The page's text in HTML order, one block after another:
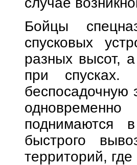
Бойцы
спусковых
разных высот,
при спусках.
беспосадочную
поднимаются
быстрого
территорий,